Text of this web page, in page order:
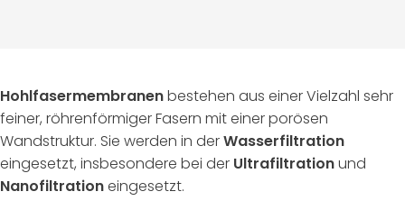
Hohlfasermembranenbestehen aus einer Vielzahl sehr
feiner, röhrenförmiger Fasern mit einer porösen
Wandstruktur. Sie werden in derWasserfiltration
eingesetzt, insbesondere bei der Ultrafiltrationund
Nanofiltrationeingesetzt.